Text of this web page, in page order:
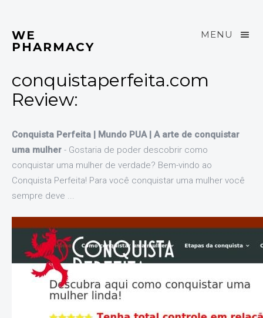
MENU
WE
PHARMACY
conquistaperfeita.com
Review:
Conquista Perfeita | Mundo PUA | A arte de conquistar
uma mulher - Gostaria de poder descobrir como
conquistar uma mulher de verdade? Bem-vindo ao
Conquista Perfeita! Para você conquistar uma mulher você
sempre deve ...